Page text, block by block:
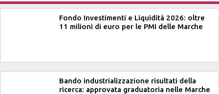
Fondo Investimenti e Liquidità 2026: oltre
11 milioni di euro per le PMI delle Marche
Bando industrializzazione risultati della
ricerca: approvata graduatoria nelle Marche